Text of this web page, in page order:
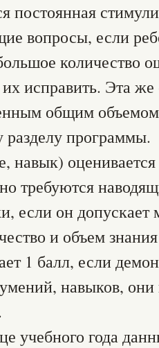
постоянная
вопросы, если
количество
исправить. Эта
общим
программы.
навык)
требуются
если он
и объем
1 балл, если
навыков,
учебного года